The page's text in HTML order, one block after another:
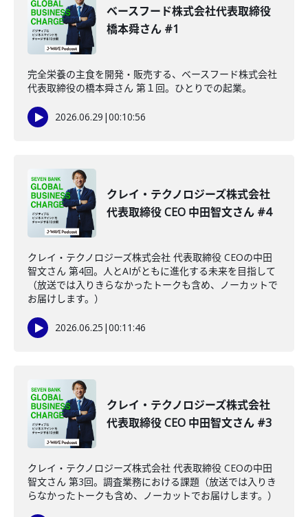
ベースフード株式会社代表取締役
橋本舜さん #1
完全栄養の主食を開発・販売する、ベースフード株式会社
代表取締役の橋本舜さん 第１回。ひとりでの起業。
2026.06.29 |00:10:56
クレイ・テクノロジーズ株式会社
代表取締役 CEO 中田智文さん #4
クレイ・テクノロジーズ株式会社 代表取締役 CEOの中田
智文さん 第4回。人とAIがともに進化する未来を目指して
（放送では入りきらなかったトークも含め、ノーカットで
お届けします。）
2026.06.25 |00:11:46
クレイ・テクノロジーズ株式会社
代表取締役 CEO 中田智文さん #3
クレイ・テクノロジーズ株式会社 代表取締役 CEOの中田
智文さん 第3回。調査業務における課題（放送では入りき
らなかったトークも含め、ノーカットでお届けします。）